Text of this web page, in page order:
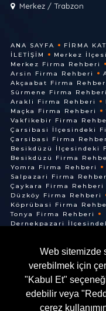
Web sitemizde
verebilmek için
"Kabul Et"
edebilir veya
çerez
Merkez / Trabzon
ANA SAYFA FIRMA
İLETIŞIM
Merkez
Merkez Firma Rehberi
Arsin Firma Rehberi
Akçaabat Firma
Sürmene Firma Rehberi
Arakli Firma Rehberi
Maçka Firma Rehberi
Vakfikebir Firma
Çarsibasi İlçesindeki
Çarsibasi Firma
Besikdüzü İlçesindeki
Besikdüzü Firma
Yomra Firma Rehberi
Salpazari Firma
Çaykara Firma Rehberi
Düzköy Firma Rehberi
Köprübasi Firma
Tonya Firma Rehberi
Dernekpazari
Of İlçesindeki Firmalar